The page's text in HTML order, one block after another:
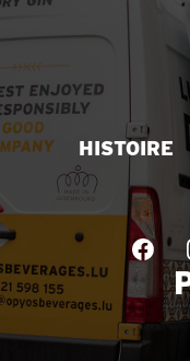
HISTOIRE